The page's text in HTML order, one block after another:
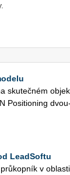
sku­teč­ném
Po­si­ti­o­ning dvou­
LeadSoftu
v ob­las­ti